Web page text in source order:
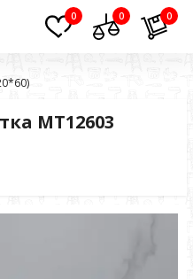
0 0 0
MT12603